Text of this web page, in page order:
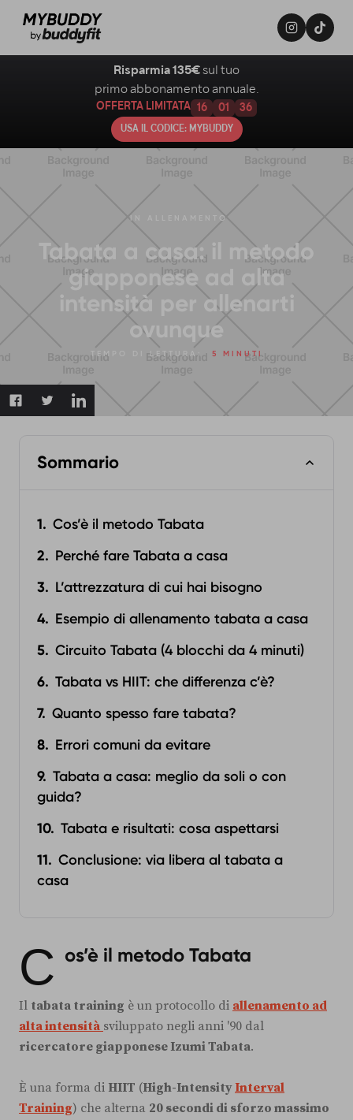
IN ALLENAMENTO
Tabata a casa: il metodo
giapponese ad alta
intensità per allenarti
ovunque
TEMPO DI LETTURA: 5 MINUTI
Sommario
Cos’è il metodo Tabata
Perché fare Tabata a casa
L’attrezzatura di cui hai bisogno
Esempio di allenamento tabata a casa
Circuito Tabata (4 blocchi da 4 minuti)
Tabata vs HIIT: che differenza c’è?
Quanto spesso fare tabata?
Errori comuni da evitare
Tabata a casa: meglio da soli o con
guida?
Tabata e risultati: cosa aspettarsi
Conclusione: via libera al tabata a
casa
C os’è il metodo Tabata
Il tabata training è un protocollo di allenamento ad
alta intensità sviluppato negli anni '90 dal
ricercatore giapponese Izumi Tabata.
È una forma di HIIT (High-IntensityInterval
Training) che alterna 20 secondi di sforzo massimo
Risparmia 135€ sul tuo
primo abbonamento annuale.
OFFERTA LIMITATA 16 01 35
USA IL CODICE: MYBUDDY